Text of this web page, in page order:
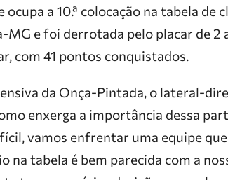
a 10.ª colocação na tabela de
e foi derrotada pelo placar de 2
com 41 pontos conquistados.
da Onça-Pintada, o lateral-
enxerga a importância dessa
vamos enfrentar uma equipe
na tabela é bem parecida com a